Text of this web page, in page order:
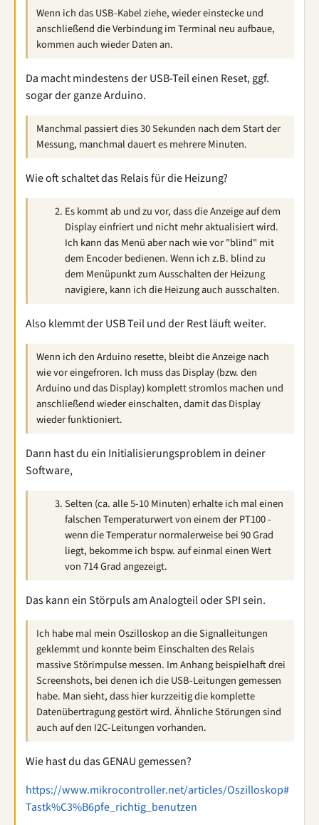
Wenn ich das USB-Kabel ziehe, wieder einstecke und
anschließend die Verbindung im Terminal neu aufbaue,
kommen auch wieder Daten an.
Da macht mindestens der USB-Teil einen Reset, ggf.
sogar der ganze Arduino.
Manchmal passiert dies 30 Sekunden nach dem Start der
Messung, manchmal dauert es mehrere Minuten.
Wie oft schaltet das Relais für die Heizung?
Es kommt ab und zu vor, dass die Anzeige auf dem
Display einfriert und nicht mehr aktualisiert wird.
Ich kann das Menü aber nach wie vor "blind" mit
dem Encoder bedienen. Wenn ich z.B. blind zu
dem Menüpunkt zum Ausschalten der Heizung
navigiere, kann ich die Heizung auch ausschalten.
Also klemmt der USB Teil und der Rest läuft weiter.
Wenn ich den Arduino resette, bleibt die Anzeige nach
wie vor eingefroren. Ich muss das Display (bzw. den
Arduino und das Display) komplett stromlos machen und
anschließend wieder einschalten, damit das Display
wieder funktioniert.
Dann hast du ein Initialisierungsproblem in deiner
Software,
Selten (ca. alle 5-10 Minuten) erhalte ich mal einen
falschen Temperaturwert von einem der PT100 -
wenn die Temperatur normalerweise bei 90 Grad
liegt, bekomme ich bspw. auf einmal einen Wert
von 714 Grad angezeigt.
Das kann ein Störpuls am Analogteil oder SPI sein.
Ich habe mal mein Oszilloskop an die Signalleitungen
geklemmt und konnte beim Einschalten des Relais
massive Störimpulse messen. Im Anhang beispielhaft drei
Screenshots, bei denen ich die USB-Leitungen gemessen
habe. Man sieht, dass hier kurzzeitig die komplette
Datenübertragung gestört wird. Ähnliche Störungen sind
auch auf den I2C-Leitungen vorhanden.
Wie hast du das GENAU gemessen?
https://www.mikrocontroller.net/articles/Oszilloskop#
Tastk%C3%B6pfe_richtig_benutzen